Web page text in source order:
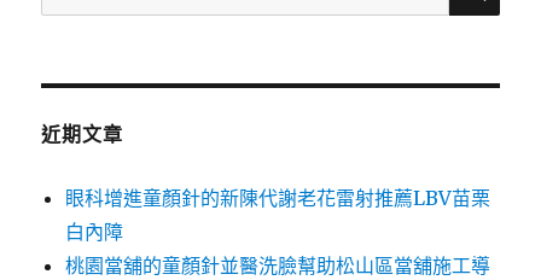
尋
鍵
近期文章
眼科增進童顏針的新陳代謝老花雷射推薦LBV苗栗
白內障
桃園當舖的童顏針並醫洗臉幫助松山區當舖施工導